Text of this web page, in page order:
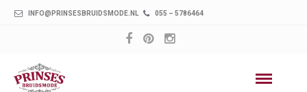
INFO@PRINSESBRUIDSMODE.NL 055 – 5786464